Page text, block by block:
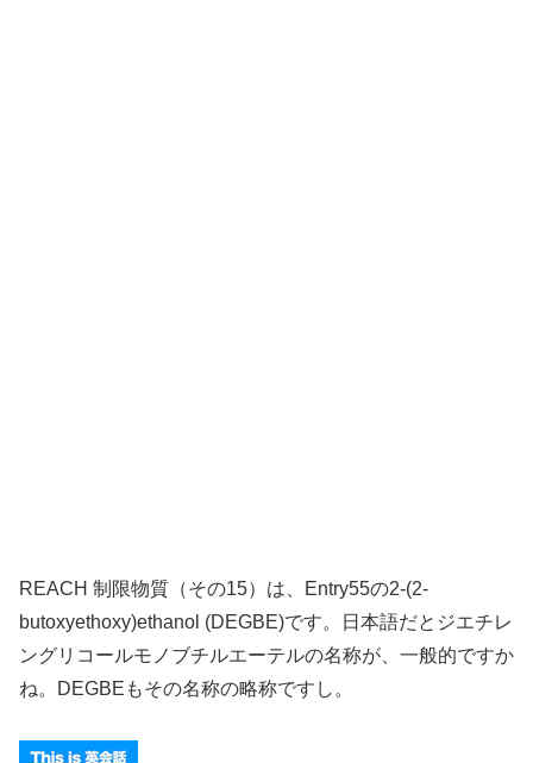
REACH 制限物質（その15）は、Entry55の2-(2-
butoxyethoxy)ethanol (DEGBE)です。日本語だとジエチレ
ングリコールモノブチルエーテルの名称が、一般的ですか
ね。DEGBEもその名称の略称ですし。